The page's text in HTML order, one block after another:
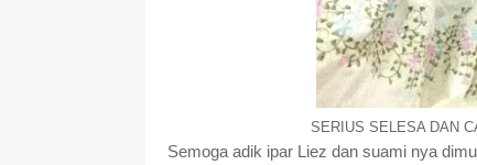
SERIUS SELESA DAN
Semoga adik ipar Liez dan suami nya